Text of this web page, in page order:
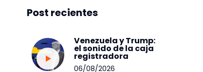
Post recientes
Venezuela y Trump:
el sonido de la caja
registradora
06/08/2026